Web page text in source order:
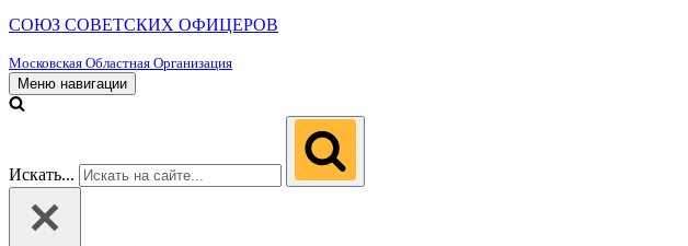
СОЮЗ СОВЕТСКИХ ОФИЦЕРОВ
Московская Областная Организация
Меню навигации
Искать...